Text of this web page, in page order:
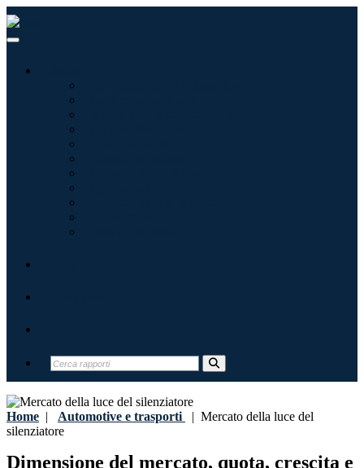
Home | Automotive e trasporti | Mercato della luce del
silenziatore
Dimensione del mercato, quota, crescita e